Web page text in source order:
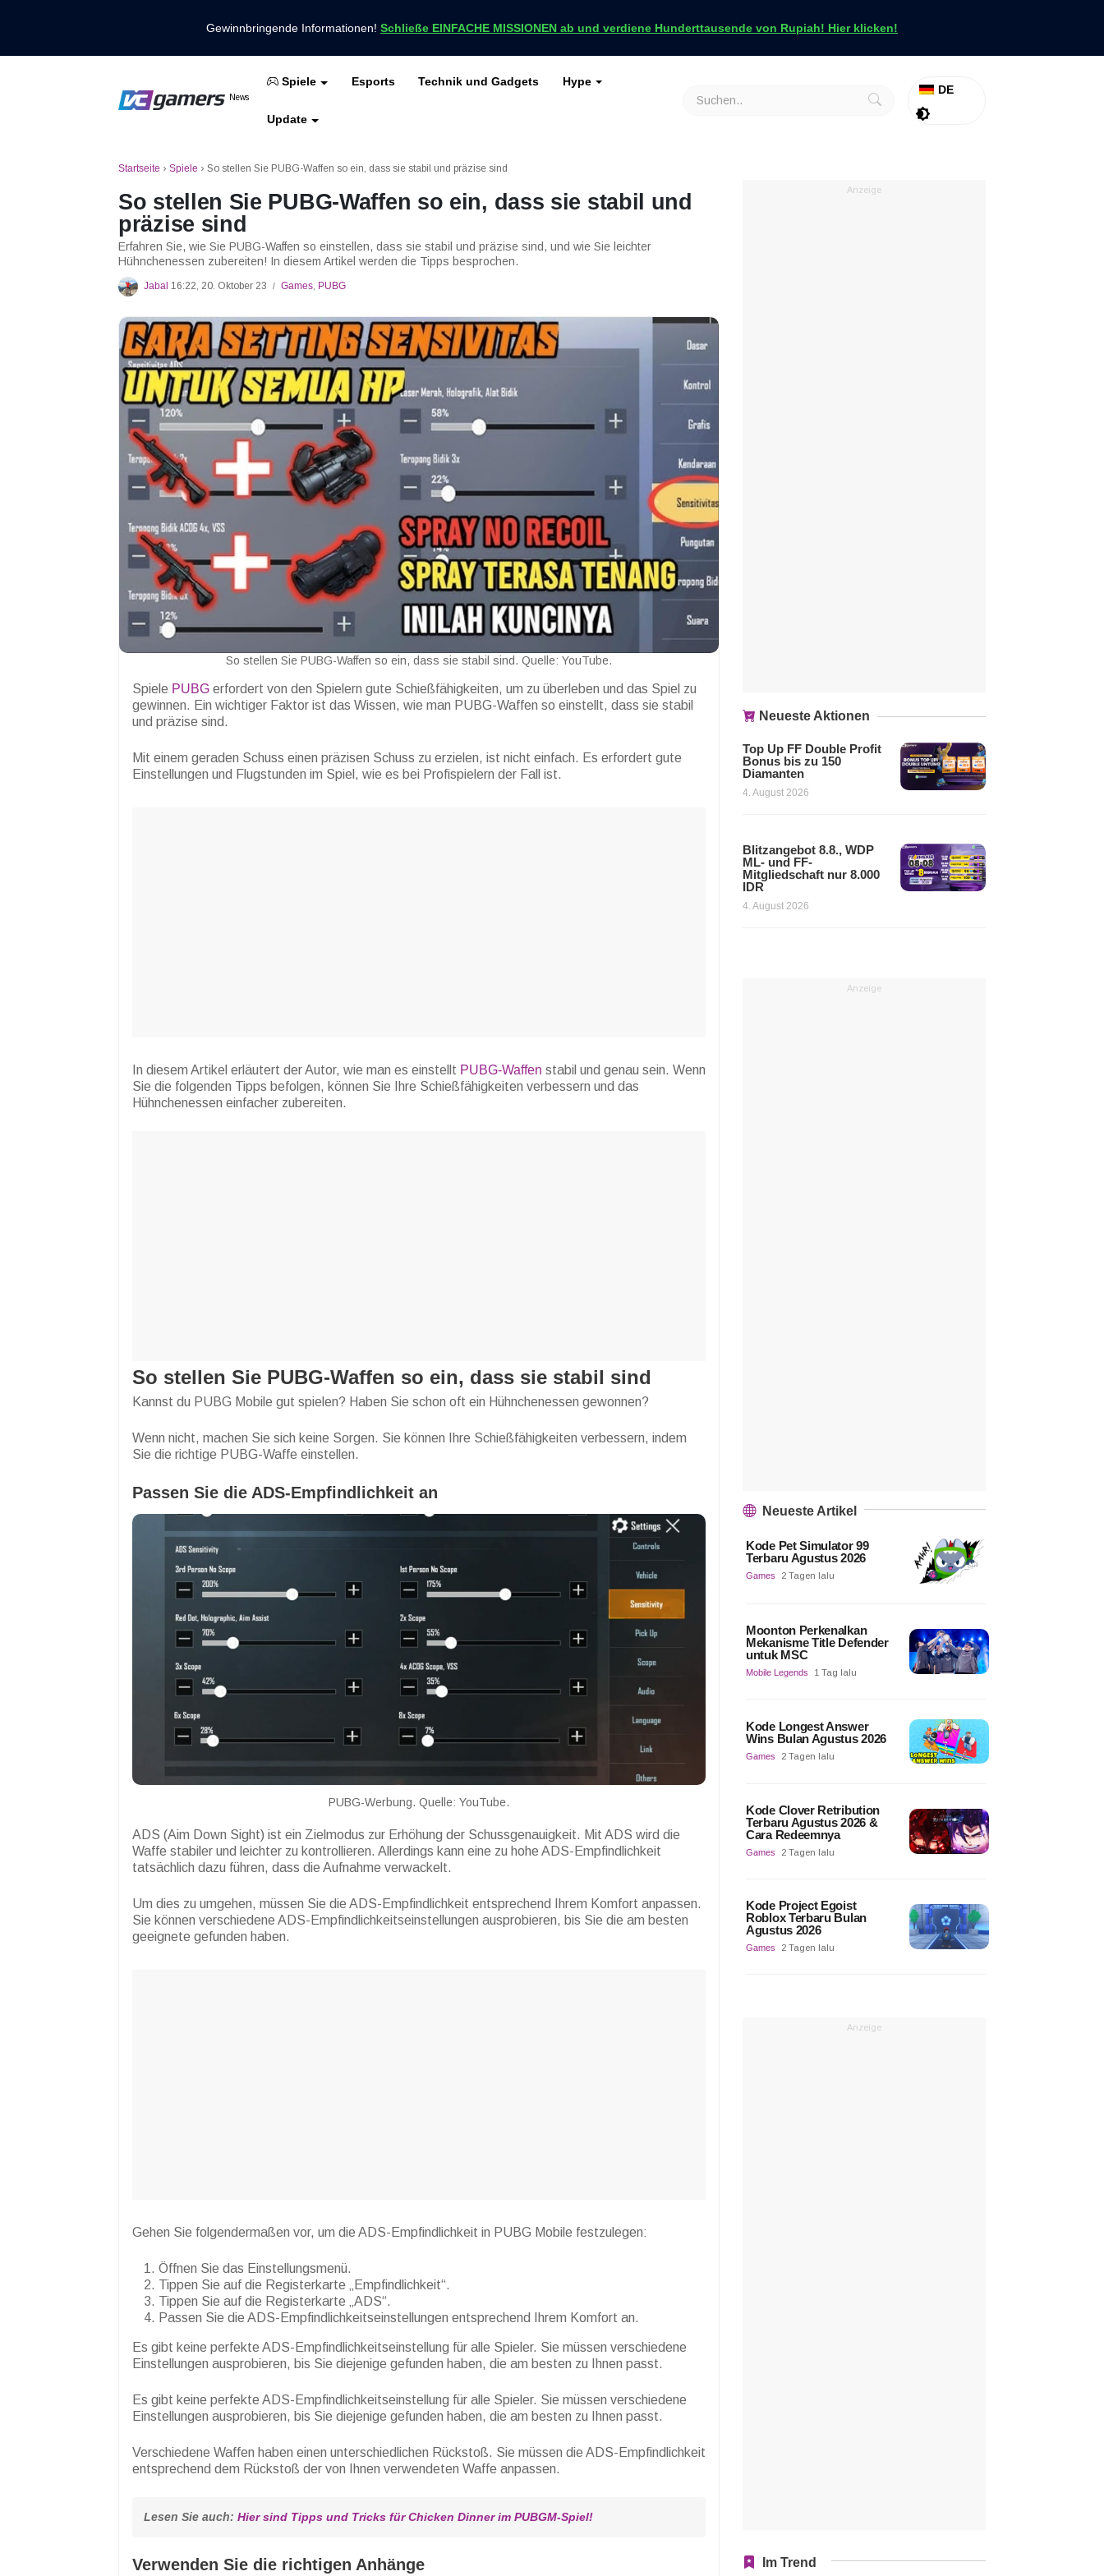
Gewinnbringende Informationen! Schließe EINFACHE MISSIONEN ab und verdiene Hunderttausende von Rupiah! Hier klicken!
VCGamers-Neuigkeiten
News
Holen Sie sich die neuesten Spielnachrichten nur bei VCGamers
Spiele Esports Technik und Gadgets Hype
Update
DE
Freies Feuer
Startseite › Spiele › So stellen Sie PUBG-Waffen so ein, dass sie stabil und präzise sind
So stellen Sie PUBG-Waffen so ein, dass sie stabil und
präzise sind
Erfahren Sie, wie Sie PUBG-Waffen so einstellen, dass sie stabil und präzise sind, und wie Sie leichter
Hühnchenessen zubereiten! In diesem Artikel werden die Tipps besprochen.
Jabal 16:22, 20. Oktober 23 / Games, PUBG
So stellen Sie PUBG-Waffen so ein, dass sie stabil sind. Quelle: YouTube.
Spiele PUBG erfordert von den Spielern gute Schießfähigkeiten, um zu überleben und das Spiel zu
gewinnen. Ein wichtiger Faktor ist das Wissen, wie man PUBG-Waffen so einstellt, dass sie stabil
und präzise sind.
Mit einem geraden Schuss einen präzisen Schuss zu erzielen, ist nicht einfach. Es erfordert gute
Einstellungen und Flugstunden im Spiel, wie es bei Profispielern der Fall ist.
In diesem Artikel erläutert der Autor, wie man es einstellt PUBG-Waffen stabil und genau sein. Wenn
Sie die folgenden Tipps befolgen, können Sie Ihre Schießfähigkeiten verbessern und das
Hühnchenessen einfacher zubereiten.
So stellen Sie PUBG-Waffen so ein, dass sie stabil sind
Kannst du PUBG Mobile gut spielen? Haben Sie schon oft ein Hühnchenessen gewonnen?
Wenn nicht, machen Sie sich keine Sorgen. Sie können Ihre Schießfähigkeiten verbessern, indem
Sie die richtige PUBG-Waffe einstellen.
Passen Sie die ADS-Empfindlichkeit an
PUBG-Werbung. Quelle: YouTube.
ADS (Aim Down Sight) ist ein Zielmodus zur Erhöhung der Schussgenauigkeit. Mit ADS wird die
Waffe stabiler und leichter zu kontrollieren. Allerdings kann eine zu hohe ADS-Empfindlichkeit
tatsächlich dazu führen, dass die Aufnahme verwackelt.
Um dies zu umgehen, müssen Sie die ADS-Empfindlichkeit entsprechend Ihrem Komfort anpassen.
Sie können verschiedene ADS-Empfindlichkeitseinstellungen ausprobieren, bis Sie die am besten
geeignete gefunden haben.
Gehen Sie folgendermaßen vor, um die ADS-Empfindlichkeit in PUBG Mobile festzulegen:
Öffnen Sie das Einstellungsmenü.
Tippen Sie auf die Registerkarte „Empfindlichkeit“.
Tippen Sie auf die Registerkarte „ADS“.
Passen Sie die ADS-Empfindlichkeitseinstellungen entsprechend Ihrem Komfort an.
Es gibt keine perfekte ADS-Empfindlichkeitseinstellung für alle Spieler. Sie müssen verschiedene
Einstellungen ausprobieren, bis Sie diejenige gefunden haben, die am besten zu Ihnen passt.
Es gibt keine perfekte ADS-Empfindlichkeitseinstellung für alle Spieler. Sie müssen verschiedene
Einstellungen ausprobieren, bis Sie diejenige gefunden haben, die am besten zu Ihnen passt.
Verschiedene Waffen haben einen unterschiedlichen Rückstoß. Sie müssen die ADS-Empfindlichkeit
entsprechend dem Rückstoß der von Ihnen verwendeten Waffe anpassen.
Lesen Sie auch: Hier sind Tipps und Tricks für Chicken Dinner im PUBGM-Spiel!
Verwenden Sie die richtigen Anhänge
Anzeige
Neueste Aktionen
Top Up FF Double Profit
Bonus bis zu 150
Diamanten
4. August 2026
Blitzangebot 8.8., WDP
ML- und FF-
Mitgliedschaft nur 8.000
IDR
4. August 2026
Anzeige
Neueste Artikel
Kode Pet Simulator 99
Terbaru Agustus 2026
Games 2 Tagen lalu
Moonton Perkenalkan
Mekanisme Title Defender
untuk MSC
Mobile Legends 1 Tag lalu
Kode Longest Answer
Wins Bulan Agustus 2026
Games 2 Tagen lalu
Kode Clover Retribution
Terbaru Agustus 2026 &
Cara Redeemnya
Games 2 Tagen lalu
Kode Project Egoist
Roblox Terbaru Bulan
Agustus 2026
Games 2 Tagen lalu
Anzeige
Im Trend